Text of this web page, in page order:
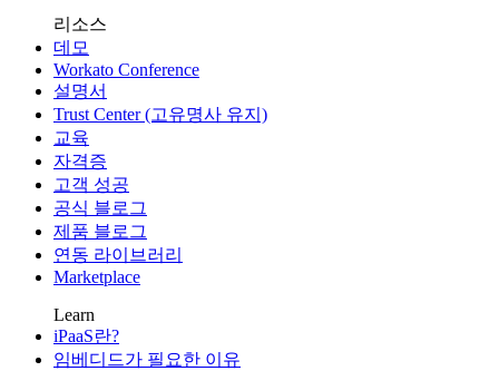
리소스
데모
Workato Conference
설명서
Trust Center (고유명사 유지)
교육
자격증
고객 성공
공식 블로그
제품 블로그
연동 라이브러리
Marketplace
Learn
iPaaS란?
임베디드가 필요한 이유